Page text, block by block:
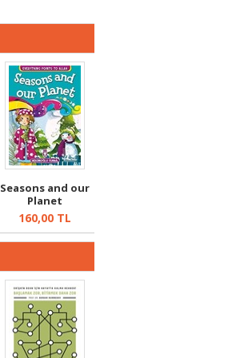
Seasons and our
Planet
160,00 TL